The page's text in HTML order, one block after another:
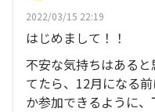
2022/03/15 22:19
はじめまして！！
不安な気持ちはある
てたら、12月になる
か参加できるように、